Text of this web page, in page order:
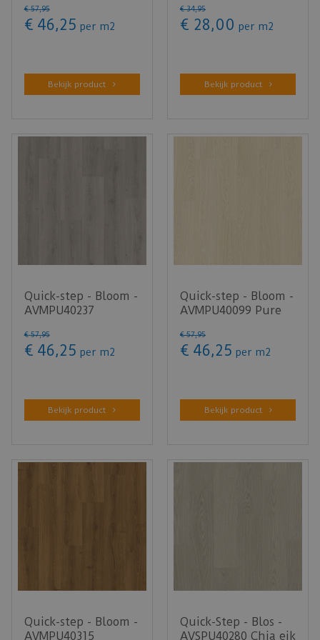
blush (Klik…
€ 57,95
€ 46,25 per m2
Bekijk product
grijs…
€ 34,95
€ 28,00 per m2
Bekijk product
Quick-step - Bloom -
AVMPU40237
PVC)
€ 57,95
€ 46,25 per m2
Bekijk product
Quick-step - Bloom -
AVMPU40099 Pure
€ 57,95
€ 46,25 per m2
Bekijk product
Quick-step - Bloom -
AVMPU40315
Quick-Step - Blos -
AVSPU40280 Chia eik